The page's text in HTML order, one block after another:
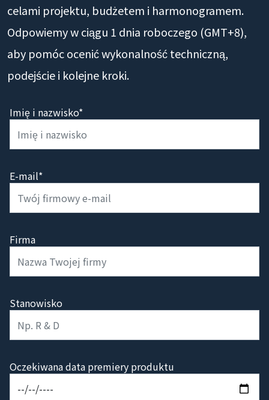
celami projektu, budżetem i harmonogramem.
Odpowiemy w ciągu 1 dnia roboczego (GMT+8),
aby pomóc ocenić wykonalność techniczną,
podejście i kolejne kroki.
Imię i nazwisko*
E-mail*
Firma
Stanowisko
Oczekiwana data premiery produktu